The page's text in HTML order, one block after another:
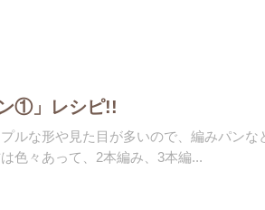
ン①」レシピ!!
ルな形や見た目が多いので、編みパンな
色々あって、2本編み、3本編...